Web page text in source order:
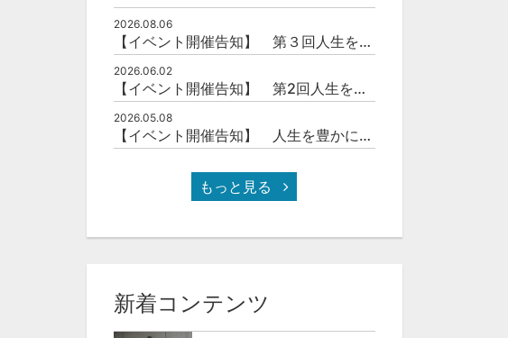
2026.08.06
【イベント開催告知】 第３回人生を豊かにする「本の力」を学ぶ会
2026.06.02
【イベント開催告知】 第2回人生を豊かにする「本の力」を学ぶ会
2026.05.08
【イベント開催告知】 人生を豊かにする「本の力」を学ぶ会
もっと見る
新着コンテンツ